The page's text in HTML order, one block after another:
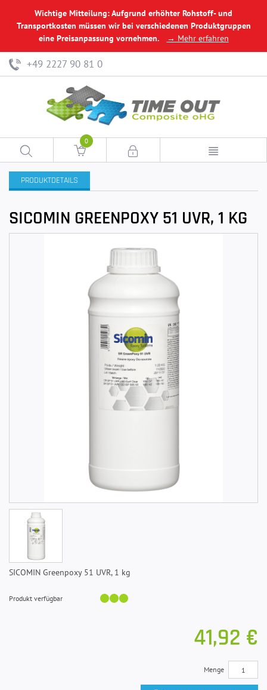
Wichtige Mitteilung: Aufgrund erhöhter Rohstoff- und
Transportkosten müssen wir bei verschiedenen Produktgruppen
eine Preisanpassung vornehmen.
→ Mehr erfahren
+49 2227 90 81 0
0
PRODUKTDETAILS
SICOMIN GREENPOXY 51 UVR, 1 KG
SICOMIN Greenpoxy 51 UVR, 1 kg
Produkt verfügbar
41,92 €
Menge